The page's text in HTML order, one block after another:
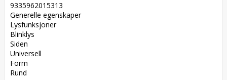
9335962015313
Generelle egenskaper
Lysfunksjoner
Blinklys
Siden
Universell
Form
Rund